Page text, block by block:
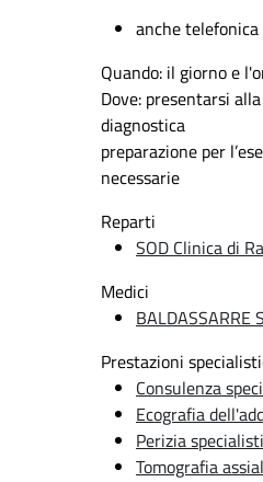
anche
Quando: il giorno e
Dove: presentarsi
diagnostica
preparazione per
necessarie
Reparti
SOD Clinica di
Medici
BALDASSARRE
Prestazioni
Consulenza
Ecografia
Perizia
Tomografia